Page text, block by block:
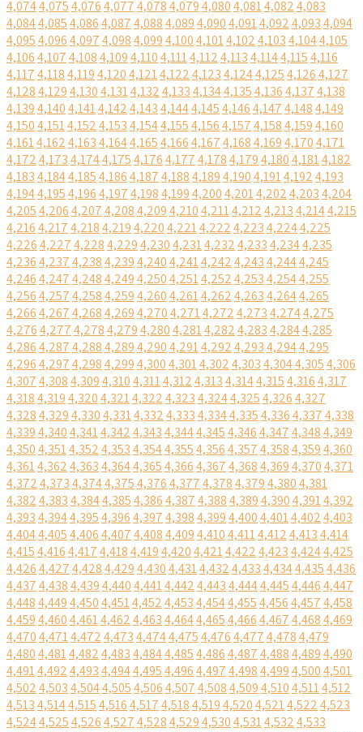
4,0744,0754,0764,0774,0784,0794,0804,0814,0824,083
4,0844,0854,0864,0874,0884,0894,0904,0914,0924,0934,094
4,0954,0964,0974,0984,0994,1004,1014,1024,1034,1044,105
4,1064,1074,1084,1094,1104,1114,1124,1134,1144,1154,116
4,1174,1184,1194,1204,1214,1224,1234,1244,1254,1264,127
4,1284,1294,1304,1314,1324,1334,1344,1354,1364,1374,138
4,1394,1404,1414,1424,1434,1444,1454,1464,1474,1484,149
4,1504,1514,1524,1534,1544,1554,1564,1574,1584,1594,160
4,1614,1624,1634,1644,1654,1664,1674,1684,1694,1704,171
4,1724,1734,1744,1754,1764,1774,1784,1794,1804,1814,182
4,1834,1844,1854,1864,1874,1884,1894,1904,1914,1924,193
4,1944,1954,1964,1974,1984,1994,2004,2014,2024,2034,204
4,2054,2064,2074,2084,2094,2104,2114,2124,2134,2144,215
4,2164,2174,2184,2194,2204,2214,2224,2234,2244,225
4,2264,2274,2284,2294,2304,2314,2324,2334,2344,235
4,2364,2374,2384,2394,2404,2414,2424,2434,2444,245
4,2464,2474,2484,2494,2504,2514,2524,2534,2544,255
4,2564,2574,2584,2594,2604,2614,2624,2634,2644,265
4,2664,2674,2684,2694,2704,2714,2724,2734,2744,275
4,2764,2774,2784,2794,2804,2814,2824,2834,2844,285
4,2864,2874,2884,2894,2904,2914,2924,2934,2944,295
4,2964,2974,2984,2994,3004,3014,3024,3034,3044,3054,306
4,3074,3084,3094,3104,3114,3124,3134,3144,3154,3164,317
4,3184,3194,3204,3214,3224,3234,3244,3254,3264,327
4,3284,3294,3304,3314,3324,3334,3344,3354,3364,3374,338
4,3394,3404,3414,3424,3434,3444,3454,3464,3474,3484,349
4,3504,3514,3524,3534,3544,3554,3564,3574,3584,3594,360
4,3614,3624,3634,3644,3654,3664,3674,3684,3694,3704,371
4,3724,3734,3744,3754,3764,3774,3784,3794,3804,381
4,3824,3834,3844,3854,3864,3874,3884,3894,3904,3914,392
4,3934,3944,3954,3964,3974,3984,3994,4004,4014,4024,403
4,4044,4054,4064,4074,4084,4094,4104,4114,4124,4134,414
4,4154,4164,4174,4184,4194,4204,4214,4224,4234,4244,425
4,4264,4274,4284,4294,4304,4314,4324,4334,4344,4354,436
4,4374,4384,4394,4404,4414,4424,4434,4444,4454,4464,447
4,4484,4494,4504,4514,4524,4534,4544,4554,4564,4574,458
4,4594,4604,4614,4624,4634,4644,4654,4664,4674,4684,469
4,4704,4714,4724,4734,4744,4754,4764,4774,4784,479
4,4804,4814,4824,4834,4844,4854,4864,4874,4884,4894,490
4,4914,4924,4934,4944,4954,4964,4974,4984,4994,5004,501
4,5024,5034,5044,5054,5064,5074,5084,5094,5104,5114,512
4,5134,5144,5154,5164,5174,5184,5194,5204,5214,5224,523
4,5244,5254,5264,5274,5284,5294,5304,5314,5324,533